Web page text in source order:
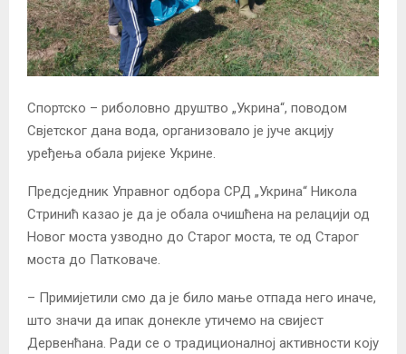
Спортско – риболовно друштво „Укрина“, поводом
Свјетског дана вода, организовало је јуче акцију
уређења обала ријеке Укрине.
Предсједник Управног одбора СРД „Укрина“ Никола
Стринић казао је да је обала очишћена на релацији од
Новог моста узводно до Старог моста, те од Старог
моста до Патковаче.
– Примијетили смо да је било мање отпада него иначе,
што значи да ипак донекле утичемо на свијест
Дервенћана. Ради се о традиционалној активности коју